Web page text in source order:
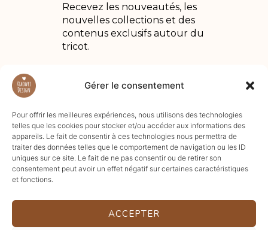
Gérer le consentement
Pour offrir les meilleures expériences, nous utilisons des technologies
telles que les cookies pour stocker et/ou accéder aux informations des
appareils. Le fait de consentir à ces technologies nous permettra de
traiter des données telles que le comportement de navigation ou les ID
uniques sur ce site. Le fait de ne pas consentir ou de retirer son
consentement peut avoir un effet négatif sur certaines caractéristiques
et fonctions.
ACCEPTER
Recevez les nouveautés, les
nouvelles collections et des
contenus exclusifs autour du
tricot.